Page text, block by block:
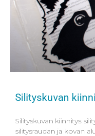
Silityskuvan
Silityskuvan kiinnitys
silitysraudan ja kovan